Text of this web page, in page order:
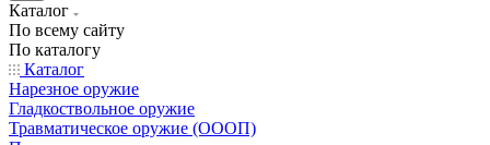
Каталог
По всему сайту
По каталогу
Каталог
Нарезное оружие
Гладкоствольное оружие
Травматическое оружие (ОООП)